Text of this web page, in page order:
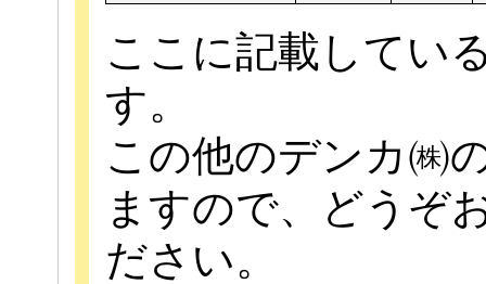
ここに記載してい
す。
この他のデンカ㈱
ますので、どうぞ
ださい。